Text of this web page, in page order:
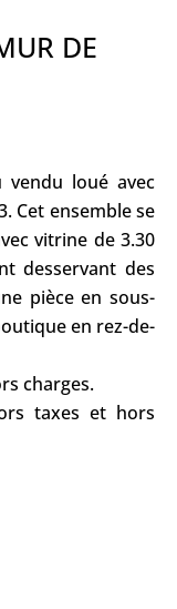
DE
vendu loué avec
Cet ensemble se
vitrine de 3.30
desservant des
pièce en sous-
en rez-de-
charges.
taxes et hors